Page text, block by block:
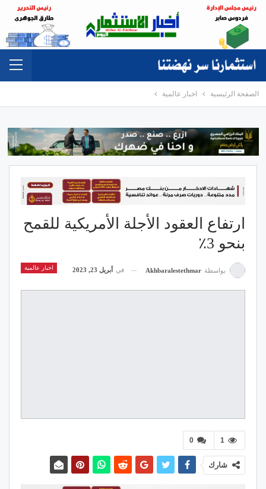
الصفحة الرئيسية اخبار عالمية
ارتفاع العقود الأجلة الأمريكية للقمح
بنحو 3٪
اخبار عالمية بواسطة Akhbaralestethmar في أبريل 23, 2023
0 1
شارك